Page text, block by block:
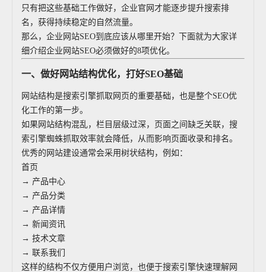
只有把这些基础工作做好，企业官网才能逐步提升搜索排
名，获得持续稳定的自然流量。
那么，企业网站SEO到底应该从哪里开始？下面就为大家详
细介绍企业网站SEO必须做好的8项优化。
一、做好网站结构优化，打好SEO基础
网站结构是搜索引擎抓取网页的重要基础，也是整个SEO优
化工作的第一步。
如果网站结构混乱，栏目层级过深，页面之间缺乏关联，搜
索引擎蜘蛛抓取效率就会降低，从而影响页面收录和排名。
优秀的网站建设通常会采用树状结构，例如：
首页
→ 产品中心
→ 产品分类
→ 产品详情
→ 新闻资讯
→ 技术文章
→ 联系我们
这样的结构不仅方便用户浏览，也便于搜索引擎快速理解网